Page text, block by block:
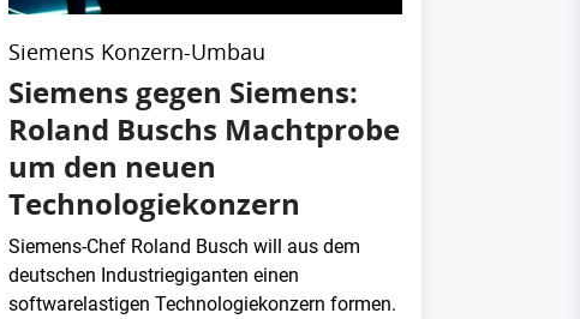
Siemens Konzern-Umbau
Siemens gegen Siemens:
Roland Buschs Machtprobe
um den neuen
Technologiekonzern
Siemens-Chef Roland Busch will aus dem
deutschen Industriegiganten einen
softwarelastigen Technologiekonzern formen.